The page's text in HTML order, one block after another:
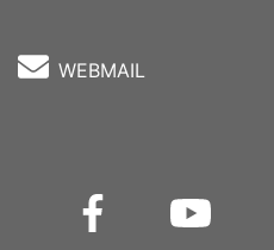
WEBMAIL